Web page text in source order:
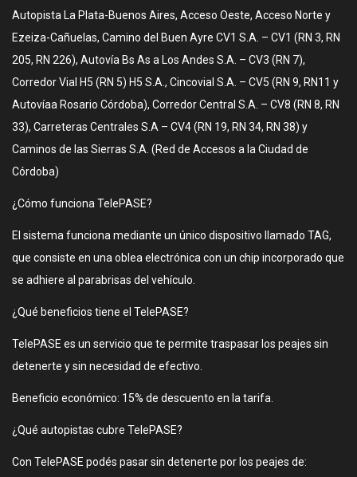
Autopista La Plata-Buenos Aires, Acceso Oeste, Acceso Norte y
Ezeiza-Cañuelas, Camino del Buen Ayre CV1 S.A. – CV1 (RN 3, RN
205, RN 226), Autovía Bs As a Los Andes S.A. – CV3 (RN 7),
Corredor Vial H5 (RN 5) H5 S.A., Cincovial S.A. – CV5 (RN 9, RN11 y
Autovíaa Rosario Córdoba), Corredor Central S.A. – CV8 (RN 8, RN
33), Carreteras Centrales S.A – CV4 (RN 19, RN 34, RN 38) y
Caminos de las Sierras S.A. (Red de Accesos a la Ciudad de
Córdoba)
¿Cómo funciona TelePASE?
El sistema funciona mediante un único dispositivo llamado TAG,
que consiste en una oblea electrónica con un chip incorporado que
se adhiere al parabrisas del vehículo.
¿Qué beneficios tiene el TelePASE?
TelePASE es un servicio que te permite traspasar los peajes sin
detenerte y sin necesidad de efectivo.
Beneficio económico: 15% de descuento en la tarifa.
¿Qué autopistas cubre TelePASE?
Con TelePASE podés pasar sin detenerte por los peajes de: